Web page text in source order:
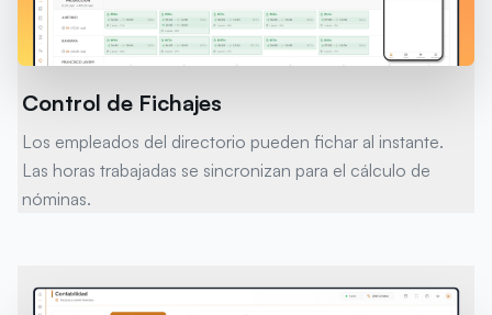
Control de Fichajes
Los empleados del directorio pueden fichar al instante.
Las horas trabajadas se sincronizan para el cálculo de
nóminas.